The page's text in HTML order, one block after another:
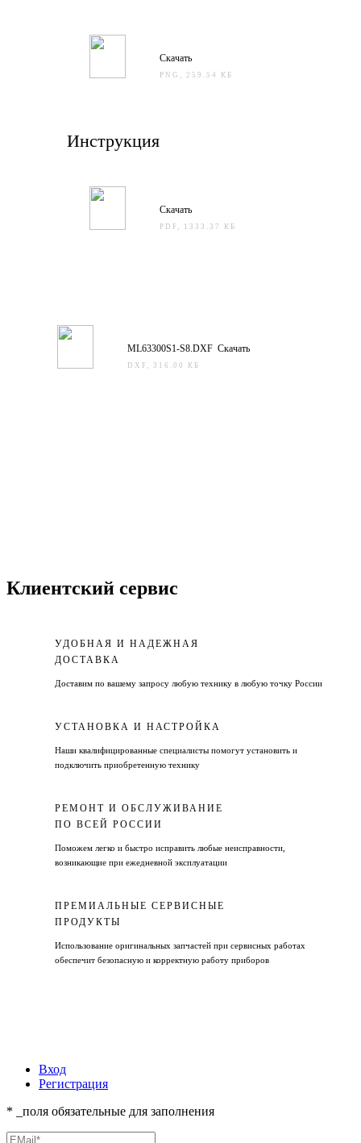
Скачать
PNG, 259.54 КБ
Инструкция
Скачать
PDF, 1333.37 КБ
ML63300S1-S8.DXF Скачать
DXF, 316.00 КБ
Клиентский сервис
УДОБНАЯ И НАДЕЖНАЯ
ДОСТАВКА
Доставим по вашему запросу любую технику в любую точку России
УСТАНОВКА И НАСТРОЙКА
Наши квалифицированные специалисты помогут установить и
подключить приобретенную технику
РЕМОНТ И ОБСЛУЖИВАНИЕ
ПО ВСЕЙ РОССИИ
Поможем легко и быстро исправить любые неисправности,
возникающие при ежедневной эксплуатации
ПРЕМИАЛЬНЫЕ СЕРВИСНЫЕ
ПРОДУКТЫ
Использование оригинальных запчастей при сервисных работах
обеспечит безопасную и корректную работу приборов
Вход
Регистрация
* _поля обязательные для заполнения